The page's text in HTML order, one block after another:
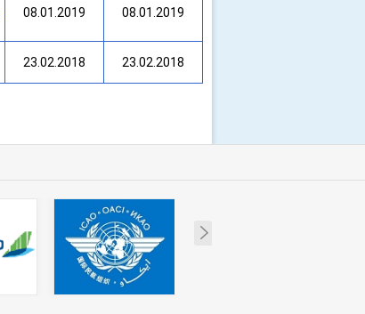
08.01.2019 08.01.2019
23.02.2018 23.02.2018